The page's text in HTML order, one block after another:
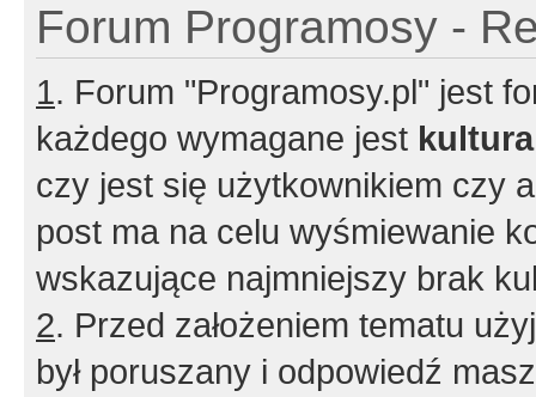
Forum Programosy -
1. Forum "Programosy.pl" jest
każdego wymagane jest
czy jest się użytkownikiem czy
post ma na celu wyśmiewanie
wskazujące najmniejszy brak
2. Przed założeniem tematu
był poruszany i odpowiedź